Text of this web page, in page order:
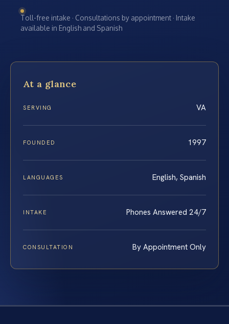
Toll-free intake · Consultations by appointment · Intake
available in English and Spanish
At a glance
SERVING VA
FOUNDED 1997
LANGUAGES English, Spanish
INTAKE Phones Answered 24/7
CONSULTATION By Appointment Only